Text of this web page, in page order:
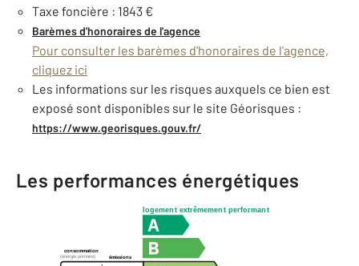
Taxe foncière : 1843 €
Barèmes d'honoraires de l'agence
Pour consulter les barèmes d'honoraires de l'agence,
cliquez ici
Les informations sur les risques auxquels ce bien est
exposé sont disponibles sur le site Géorisques :
https://www.georisques.gouv.fr/
Les performances énergétiques
logement extrêmement performant
consommation
émissions
(énergie primaire)